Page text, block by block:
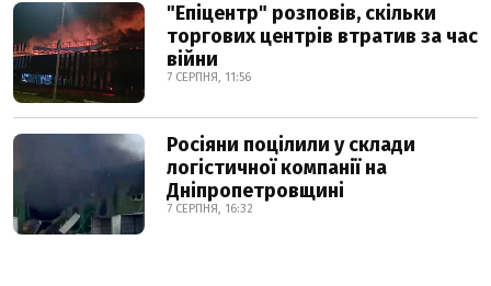
"Епіцентр" розповів, скільки
торгових центрів втратив за час
війни
7 СЕРПНЯ, 11:56
Росіяни поцілили у склади
логістичної компанії на
Дніпропетровщині
7 СЕРПНЯ, 16:32